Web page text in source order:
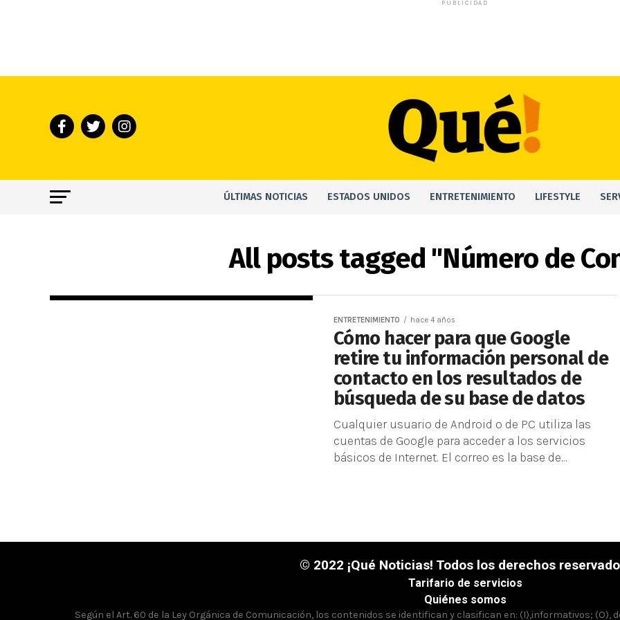
PUBLICIDAD
ÚLTIMAS NOTICIAS ESTADOS UNIDOS ENTRETENIMIENTO LIFESTYLE
All posts tagged "Número de
ENTRETENIMIENTO hace 4 años
Cómo hacer para que Google
retire tu información personal de
contacto en los resultados de
búsqueda de su base de datos
Cualquier usuario de Android o de PC utiliza las
cuentas de Google para acceder a los servicios
básicos de Internet. El correo es la base de...
© 2022 ¡Qué Noticias! Todos los derechos
Tarifario de servicios
Quiénes somos
Según el Art. 60 de la Ley Orgánica de Comunicación, los contenidos se identifican y clasifican en: (I),informativos;